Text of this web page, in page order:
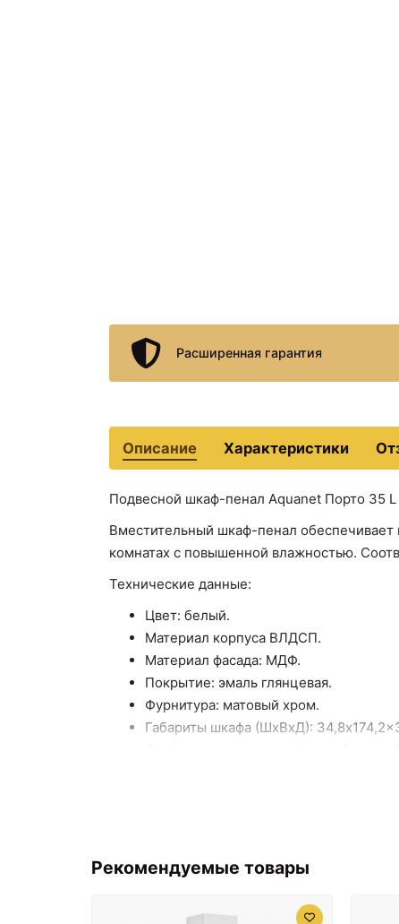
Расширенная гарантия
Описание Характеристики
Подвесной шкаф-пенал Aquanet Порто 35 L
Вместительный шкаф-пенал
комнатах с повышенной влажностью.
Технические данные:
Цвет: белый.
Материал корпуса ВЛДСП.
Материал фасада: МДФ.
Покрытие: эмаль глянцевая.
Фурнитура: матовый хром.
Габариты шкафа (ШхВхД):
В комплекте поставки:
Рекомендуемые товары